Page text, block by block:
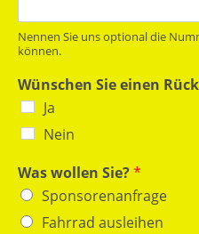
Nennen Sie uns optional die
können.
Wünschen Sie einen
Ja
Nein
Was wollen Sie?*
Sponsorenanfrage
Fahrrad ausleihen